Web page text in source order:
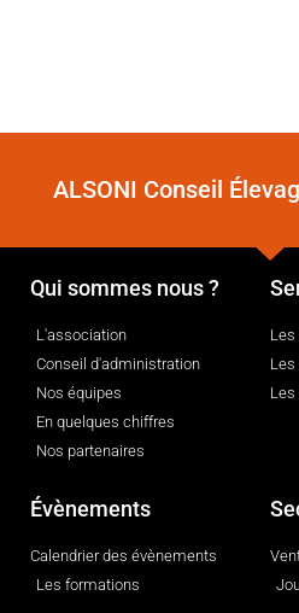
ALSONI Conseil
Qui sommes nous ?
L'association
Conseil d'administration
Nos équipes
En quelques chiffres
Nos partenaires
Les
Évènements
Calendrier des évènements
Les formations